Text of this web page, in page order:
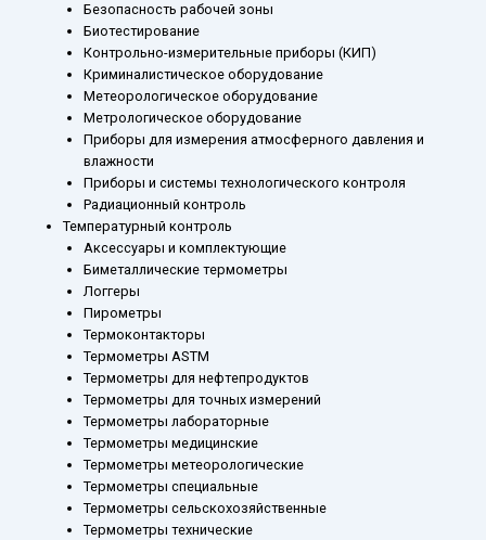
Безопасность рабочей зоны
Биотестирование
Контрольно-измерительные приборы (КИП)
Криминалистическое оборудование
Метеорологическое оборудование
Метрологическое оборудование
Приборы для измерения атмосферного давления и
влажности
Приборы и системы технологического контроля
Радиационный контроль
Температурный контроль
Аксессуары и комплектующие
Биметаллические термометры
Логгеры
Пирометры
Термоконтакторы
Термометры ASTM
Термометры для нефтепродуктов
Термометры для точных измерений
Термометры лабораторные
Термометры медицинские
Термометры метеорологические
Термометры специальные
Термометры сельскохозяйственные
Термометры технические